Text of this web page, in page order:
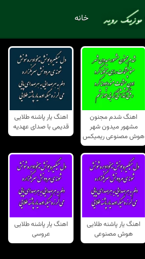
خانه
اهنگ شدم مجنون
مشهور میدون شهر
هوش مصنوعی ریمیکس
اهنگ یار پاشنه طلایی
قدیمی با صدای عهدیه
اهنگ یار پاشنه طلایی
هوش مصنوعی
اهنگ یار پاشنه طلایی
عروسی